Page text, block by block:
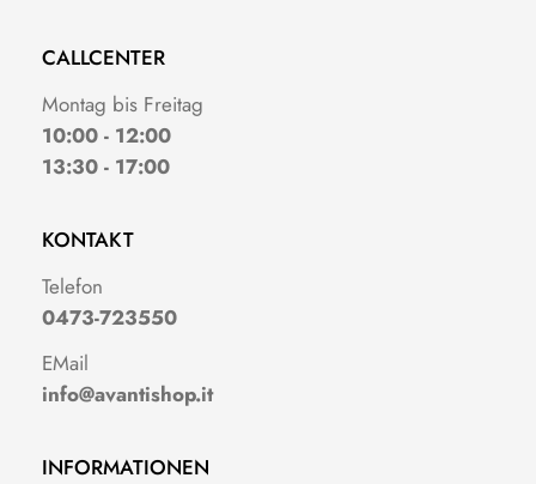
CALLCENTER
Montag bis Freitag
10:00 - 12:00
13:30 - 17:00
KONTAKT
Telefon
0473-723550
EMail
info@avantishop.it
INFORMATIONEN